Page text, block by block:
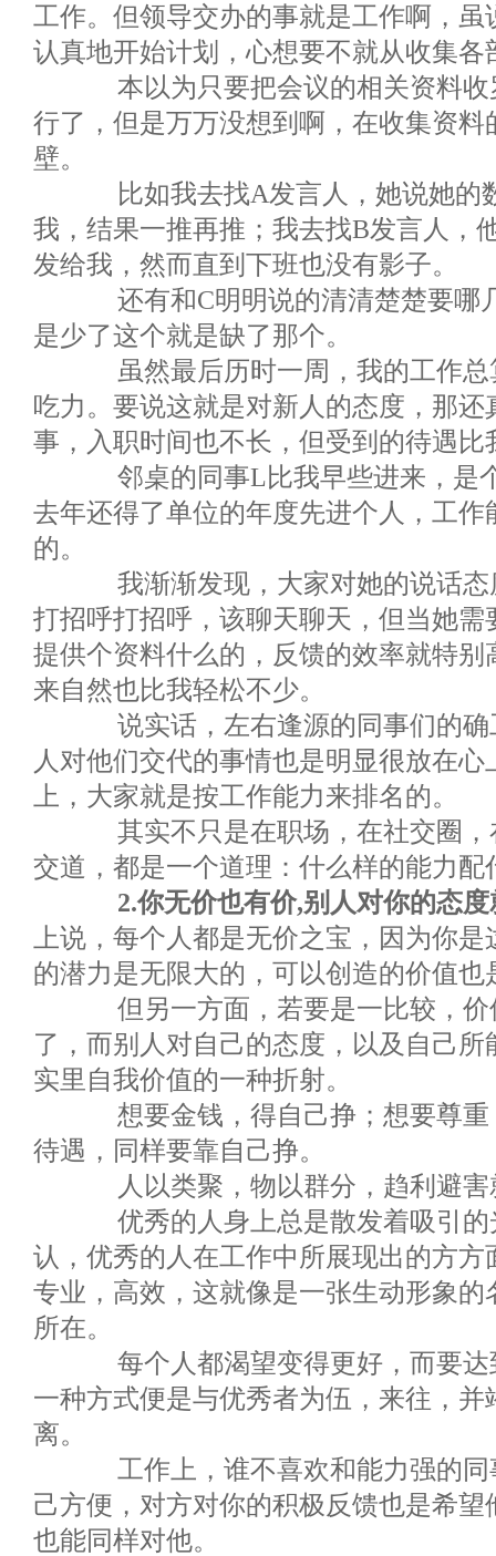
工作。但领导交办的事就是工作啊，
认真地开始计划，心想要不就从收集各
本以为只要把会议的相关资料收
行了，但是万万没想到啊，在收集资
壁。
比如我去找A发言人，她说她的
我，结果一推再推；我去找B发言人，
发给我，然而直到下班也没有影子。
还有和C明明说的清清楚楚要哪
是少了这个就是缺了那个。
虽然最后历时一周，我的工作总
吃力。要说这就是对新人的态度，那
事，入职时间也不长，但受到的待遇比
邻桌的同事L比我早些进来，是
去年还得了单位的年度先进个人，工
的。
我渐渐发现，大家对她的说话态
打招呼打招呼，该聊天聊天，但当她
提供个资料什么的，反馈的效率就特
来自然也比我轻松不少。
说实话，左右逢源的同事们的确
人对他们交代的事情也是明显很放在
上，大家就是按工作能力来排名的。
其实不只是在职场，在社交圈，
交道，都是一个道理：什么样的能力配
2.你无价也有价,别人对你的态度
上说，每个人都是无价之宝，因为你
的潜力是无限大的，可以创造的价值也
但另一方面，若要是一比较，价
了，而别人对自己的态度，以及自己
实里自我价值的一种折射。
想要金钱，得自己挣；想要尊重
待遇，同样要靠自己挣。
人以类聚，物以群分，趋利避害
优秀的人身上总是散发着吸引的
认，优秀的人在工作中所展现出的方
专业，高效，这就像是一张生动形象
所在。
每个人都渴望变得更好，而要达
一种方式便是与优秀者为伍，来往，
离。
工作上，谁不喜欢和能力强的同
己方便，对方对你的积极反馈也是希
也能同样对他。